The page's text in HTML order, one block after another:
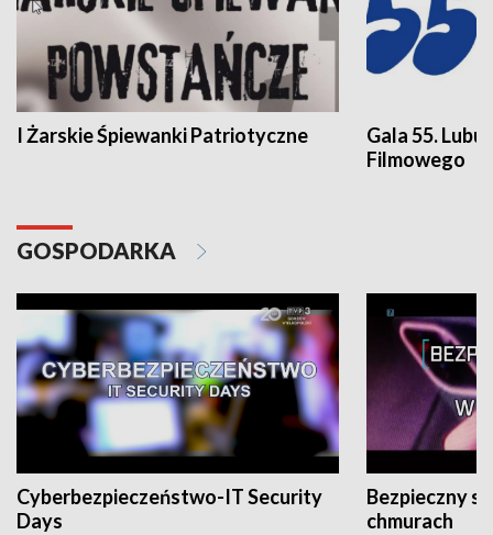
I Żarskie Śpiewanki Patriotyczne
Gala 55.
Filmowego
GOSPODARKA
Cyberbezpieczeństwo-IT Security
Days
Bezpieczny
chmurach